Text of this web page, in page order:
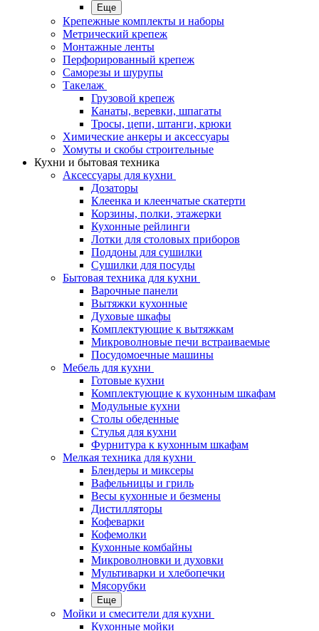
Еще
Крепежные комплекты и наборы
Метрический крепеж
Монтажные ленты
Перфорированный крепеж
Саморезы и шурупы
Такелаж
Грузовой крепеж
Канаты, веревки, шпагаты
Тросы, цепи, штанги, крюки
Химические анкеры и аксессуары
Хомуты и скобы строительные
Кухни и бытовая техника
Аксессуары для кухни
Дозаторы
Клеенка и клеенчатые скатерти
Корзины, полки, этажерки
Кухонные рейлинги
Лотки для столовых приборов
Поддоны для сушилки
Сушилки для посуды
Бытовая техника для кухни
Варочные панели
Вытяжки кухонные
Духовые шкафы
Комплектующие к вытяжкам
Микроволновые печи встраиваемые
Посудомоечные машины
Мебель для кухни
Готовые кухни
Комплектующие к кухонным шкафам
Модульные кухни
Столы обеденные
Стулья для кухни
Фурнитура к кухонным шкафам
Мелкая техника для кухни
Блендеры и миксеры
Вафельницы и гриль
Весы кухонные и безмены
Дистилляторы
Кофеварки
Кофемолки
Кухонные комбайны
Микроволновки и духовки
Мультиварки и хлебопечки
Мясорубки
Еще
Мойки и смесители для кухни
Кухонные мойки